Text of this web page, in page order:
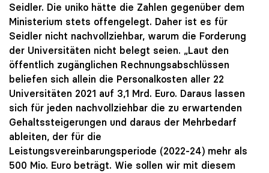
Seidler. Die uniko hätte die Zahlen gegenüber dem
Ministerium stets offengelegt. Daher ist es für
Seidler nicht nachvollziehbar, warum die Forderung
der Universitäten nicht belegt seien. „Laut den
öffentlich zugänglichen Rechnungsabschlüssen
beliefen sich allein die Personalkosten aller 22
Universitäten 2021 auf 3,1 Mrd. Euro. Daraus lassen
sich für jeden nachvollziehbar die zu erwartenden
Gehaltssteigerungen und daraus der Mehrbedarf
ableiten, der für die
Leistungsvereinbarungsperiode (2022-24) mehr als
500 Mio. Euro beträgt. Wie sollen wir mit diesem